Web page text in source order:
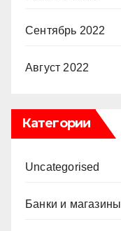
Сентябрь 2022
Август 2022
Категории
Uncategorised
Банки и магазины